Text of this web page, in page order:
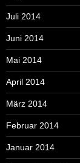
Juli 2014
Juni 2014
Mai 2014
April 2014
März 2014
Februar 2014
Januar 2014